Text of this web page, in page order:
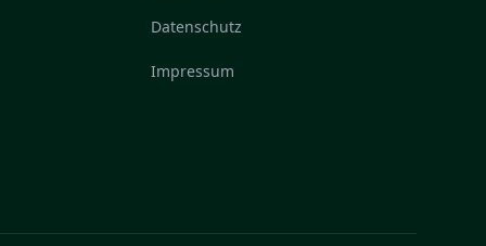
Datenschutz
Impressum